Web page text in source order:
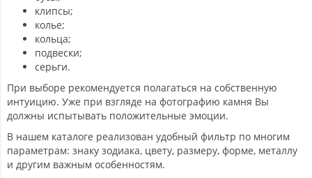
клипсы;
колье;
кольца;
подвески;
серьги.
При выборе рекомендуется полагаться на собственную
интуицию. Уже при взгляде на фотографию камня Вы
должны испытывать положительные эмоции.
В нашем каталоге реализован удобный фильтр по многим
параметрам: знаку зодиака, цвету, размеру, форме, металлу
и другим важным особенностям.